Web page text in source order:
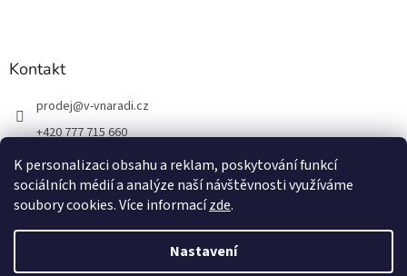
K personalizaci obsahu a reklam, poskytování funkcí
sociálních médií a analýze naší návštěvnosti využíváme
soubory cookies. Více informacízde.
Nastavení
Kontakt
prodej@v-vnaradi.cz
+420 777 715 660